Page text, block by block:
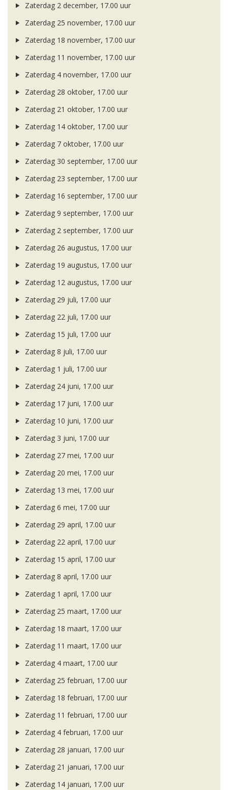
Zaterdag 2 december, 17.00 uur
Zaterdag 25 november, 17.00 uur
Zaterdag 18 november, 17.00 uur
Zaterdag 11 november, 17.00 uur
Zaterdag 4 november, 17.00 uur
Zaterdag 28 oktober, 17.00 uur
Zaterdag 21 oktober, 17.00 uur
Zaterdag 14 oktober, 17.00 uur
Zaterdag 7 oktober, 17.00 uur
Zaterdag 30 september, 17.00 uur
Zaterdag 23 september, 17.00 uur
Zaterdag 16 september, 17.00 uur
Zaterdag 9 september, 17.00 uur
Zaterdag 2 september, 17.00 uur
Zaterdag 26 augustus, 17.00 uur
Zaterdag 19 augustus, 17.00 uur
Zaterdag 12 augustus, 17.00 uur
Zaterdag 29 juli, 17.00 uur
Zaterdag 22 juli, 17.00 uur
Zaterdag 15 juli, 17.00 uur
Zaterdag 8 juli, 17.00 uur
Zaterdag 1 juli, 17.00 uur
Zaterdag 24 juni, 17.00 uur
Zaterdag 17 juni, 17.00 uur
Zaterdag 10 juni, 17.00 uur
Zaterdag 3 juni, 17.00 uur
Zaterdag 27 mei, 17.00 uur
Zaterdag 20 mei, 17.00 uur
Zaterdag 13 mei, 17.00 uur
Zaterdag 6 mei, 17.00 uur
Zaterdag 29 april, 17.00 uur
Zaterdag 22 april, 17.00 uur
Zaterdag 15 april, 17.00 uur
Zaterdag 8 april, 17.00 uur
Zaterdag 1 april, 17.00 uur
Zaterdag 25 maart, 17.00 uur
Zaterdag 18 maart, 17.00 uur
Zaterdag 11 maart, 17.00 uur
Zaterdag 4 maart, 17.00 uur
Zaterdag 25 februari, 17.00 uur
Zaterdag 18 februari, 17.00 uur
Zaterdag 11 februari, 17.00 uur
Zaterdag 4 februari, 17.00 uur
Zaterdag 28 januari, 17.00 uur
Zaterdag 21 januari, 17.00 uur
Zaterdag 14 januari, 17.00 uur